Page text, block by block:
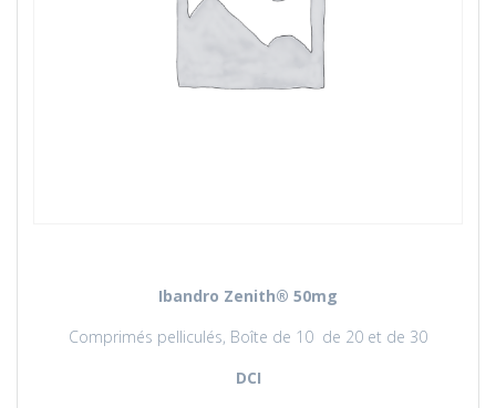
Ibandro Zenith® 50mg
Comprimés pelliculés, Boîte de 10 de 20 et de 30
DCI